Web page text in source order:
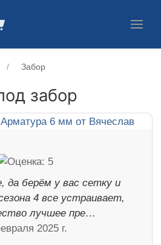
Забор
забор
да берём у вас сетку и
4 все устраивает,
лучшее пре…
2025 г.